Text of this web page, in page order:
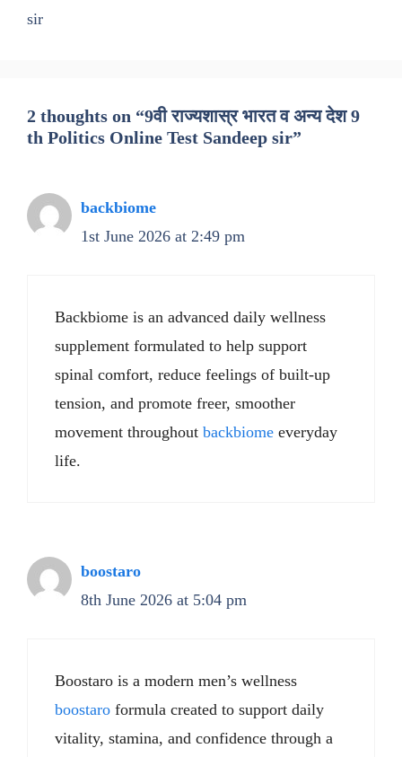
sir
2 thoughts on “9वी राज्यशास्र भारत व अन्य देश 9
th Politics Online Test Sandeep sir”
backbiome
1st June 2026 at 2:49 pm
Backbiome is an advanced daily wellness
supplement formulated to help support
spinal comfort, reduce feelings of built-up
tension, and promote freer, smoother
movement throughout backbiome everyday
life.
boostaro
8th June 2026 at 5:04 pm
Boostaro is a modern men’s wellness
boostaro formula created to support daily
vitality, stamina, and confidence through a